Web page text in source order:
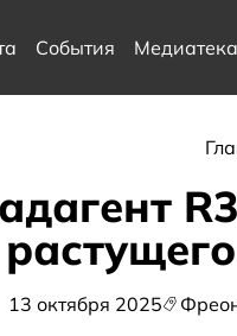
События Медиатека
13 октября 2025